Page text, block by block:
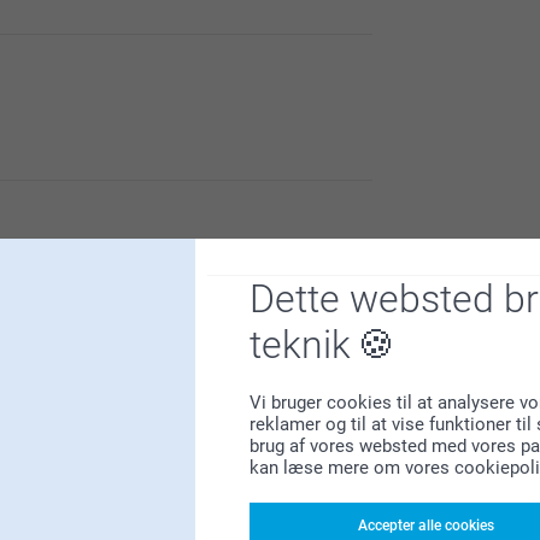
Dette websted
teknik
Vi bruger cookies til at analysere
reklamer og til at vise funktioner til
brug af vores websted med vores
kan læse mere om vores
Accepter alle cookies